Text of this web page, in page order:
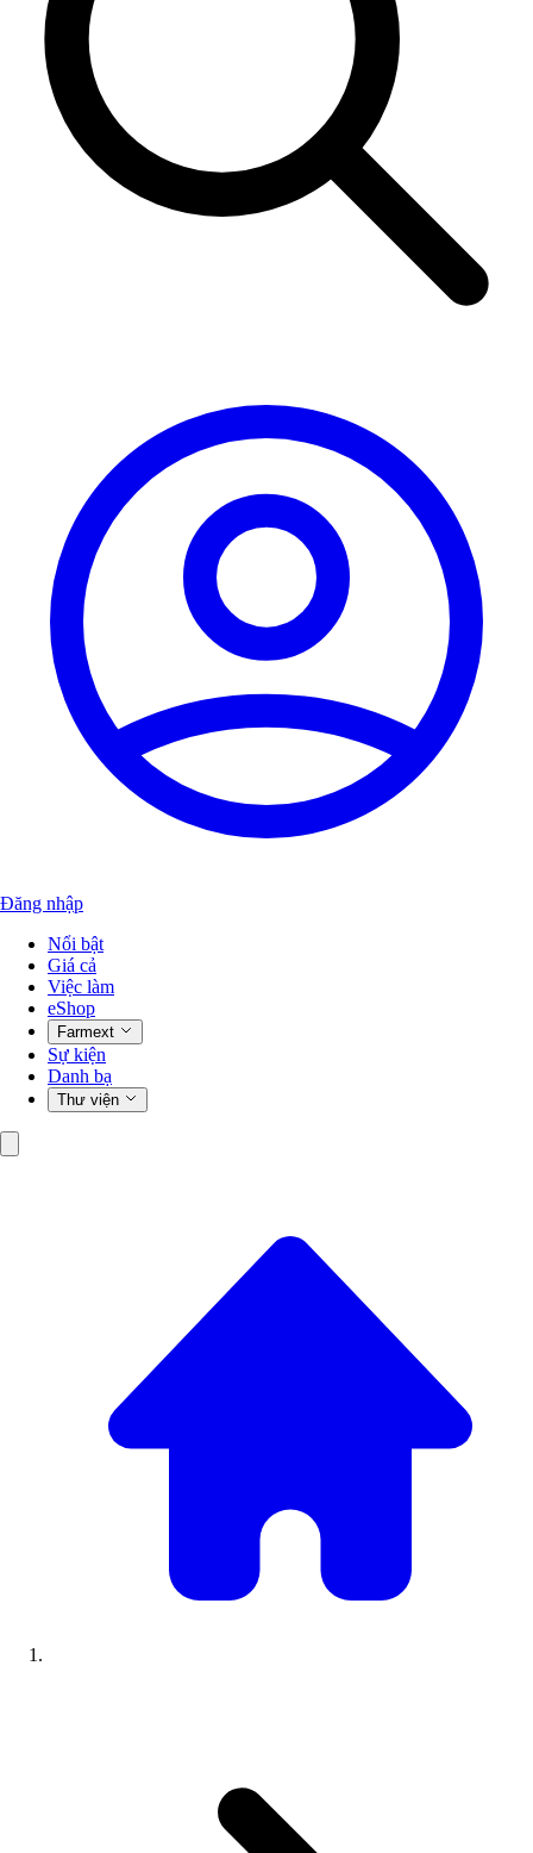
Đăng nhập
Nổi bật
Giá cả
Việc làm
eShop
Farmext
Sự kiện
Danh bạ
Thư viện